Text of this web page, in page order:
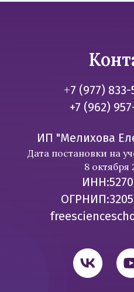
+7 (977) 833-
+7 (962)
ИП "Мелихова
Дата постановки на
8 октября